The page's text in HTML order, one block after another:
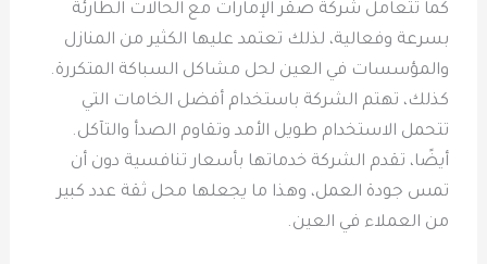
كما تتعامل شركة صقر الإمارات مع الحالات الطارئة
بسرعة وفعالية، لذلك تعتمد عليها الكثير من المنازل
والمؤسسات في العين لحل مشاكل السباكة المتكررة.
كذلك، تهتم الشركة باستخدام أفضل الخامات التي
تتحمل الاستخدام طويل الأمد وتقاوم الصدأ والتآكل.
أيضًا، تقدم الشركة خدماتها بأسعار تنافسية دون أن
تمس جودة العمل، وهذا ما يجعلها محل ثقة عدد كبير
من العملاء في العين.